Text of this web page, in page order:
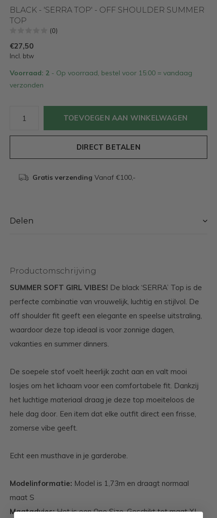
BLACK - 'SERRA TOP' - OFF SHOULDER SUMMER
TOP
(0)
€27,50
Incl. btw
Voorraad: 2 - Op voorraad, bestel voor 15:00 = vandaag
verzonden
TOEVOEGEN AAN WINKELWAGEN
DIRECT BETALEN
Gratis verzending Vanaf €100,-
Delen
Productomschrijving
SUMMER SOFT GIRL VIBES! De black ‘SERRA’ Top is de
perfecte combinatie van vrouwelijk, luchtig en stijlvol. De
off shoulder fit geeft een elegante en speelse uitstraling,
waardoor deze top ideaal is voor zonnige dagen,
vakanties en summer dinners.
De soepele stof voelt heerlijk zacht aan en valt mooi
losjes om het lichaam voor een comfortabele fit. Dankzij
het luchtige materiaal draag je deze top moeiteloos de
hele dag door. Een item dat elke outfit direct een frisse,
zomerse vibe geeft.
Echt een musthave in je garderobe.
Modelinformatie: Model is 1,73m en draagt normaal
maat S
Maatadvies:Het is een One Size. Geschikt tot maat XL